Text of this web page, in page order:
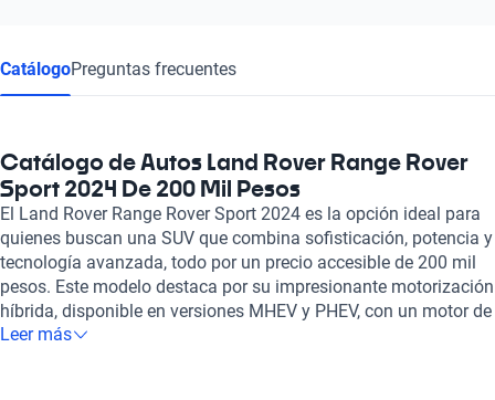
CatálogoPreguntas frecuentes
Catálogo de Autos Land Rover Range Rover
Sport 2024 De 200 Mil Pesos
El Land Rover Range Rover Sport 2024 es la opción ideal para
quienes buscan una SUV que combina sofisticación, potencia y
tecnología avanzada, todo por un precio accesible de 200 mil
pesos. Este modelo destaca por su impresionante motorización
híbrida, disponible en versiones MHEV y PHEV, con un motor de
3.0 litros y seis cilindros que entrega entre 400 y 460 caballos
Leer más